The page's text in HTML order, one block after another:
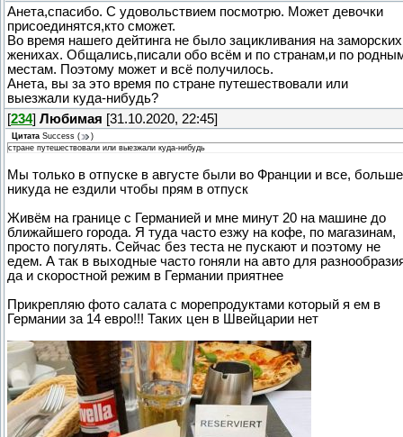
Анета,спасибо. С удовольствием посмотрю. Может девочки
присоединятся,кто сможет.
Во время нашего дейтинга не было зацикливания на заморских
женихах. Общались,писали обо всём и по странам,и по
местам. Поэтому может и всё получилось.
Анета, вы за это время по стране путешествовали или
выезжали куда-нибудь?
[234] Любимая [31.10.2020, 22:45]
Цитата Success (
)
стране путешествовали или выезжали куда-нибудь
Мы только в отпуске в августе были во Франции и все, больше
никуда не ездили чтобы прям в отпуск
Живём на границе с Германией и мне минут 20 на машине до
ближайшего города. Я туда часто езжу на кофе, по магазинам,
просто погулять. Сейчас без теста не пускают и поэтому не
едем. А так в выходные часто гоняли на авто для
да и скоростной режим в Германии приятнее
Прикрепляю фото салата с морепродуктами который я ем в
Германии за 14 евро!!! Таких цен в Швейцарии нет